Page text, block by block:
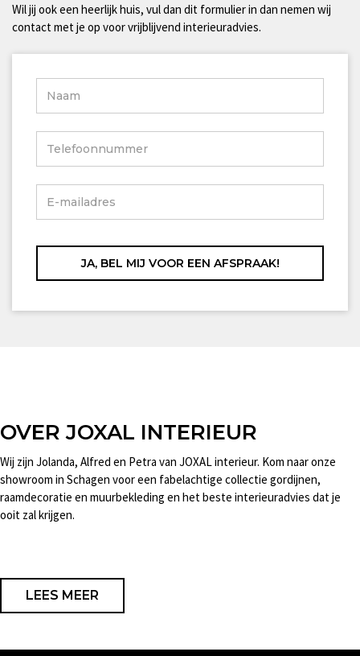
Wil jij ook een heerlijk huis, vul dan dit formulier in dan nemen wij
contact met je op voor vrijblijvend interieuradvies.
OVER JOXAL INTERIEUR
Wij zijn Jolanda, Alfred en Petra van JOXAL interieur. Kom naar onze
showroom in Schagen voor een fabelachtige collectie gordijnen,
raamdecoratie en muurbekleding en het beste interieuradvies dat je
ooit zal krijgen.
LEES MEER